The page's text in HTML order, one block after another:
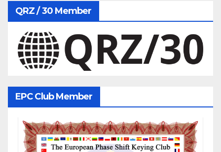
QRZ / 30 Member
EPC Club Member